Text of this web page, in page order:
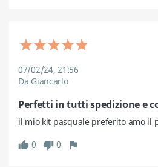
07/02/24, 21:56
Da Giancarlo
Perfetti in tutti spedizione e
il mio kit pasquale preferito amo il
thumb_up 0 thumb_down 0 flag